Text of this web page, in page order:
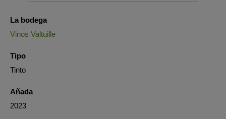
La bodega
Vinos Valtuille
Tipo
Tinto
Añada
2023